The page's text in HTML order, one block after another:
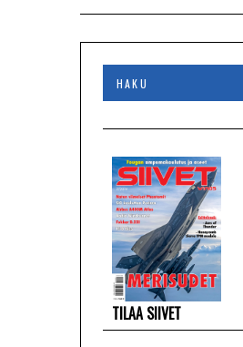
TILAA SIIVET